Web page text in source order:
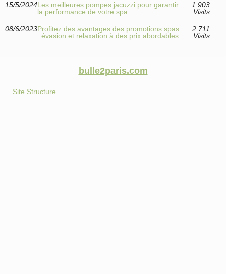
15/5/2024Les meilleures pompes jacuzzi pour garantir
la performance de votre spa
1 903
Visits
08/6/2023Profitez des avantages des promotions spas
: évasion et relaxation à des prix abordables.
2 711
Visits
bulle2paris.com
Site Structure